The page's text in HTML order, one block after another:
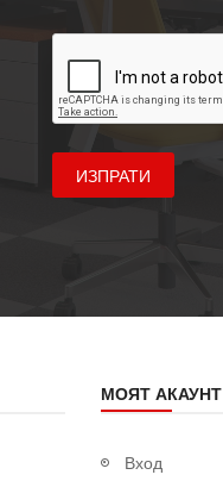
ИЗПРАТИ
МОЯТ АКАУНТ
Вход